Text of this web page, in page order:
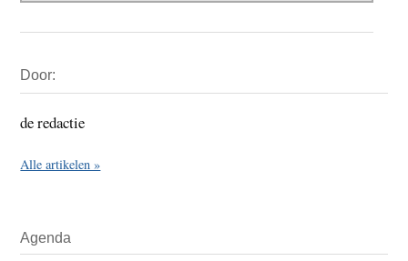
Sidebar
Door:
de redactie
Alle artikelen »
Agenda